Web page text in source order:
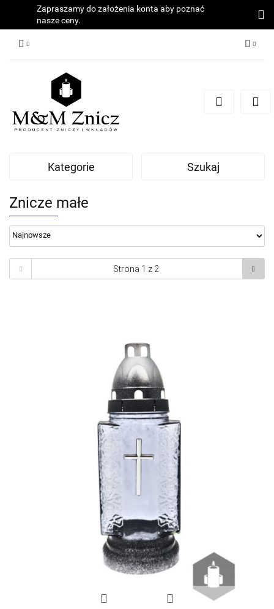
Zapraszamy do założenia konta aby poznać
nasze ceny.
Kategorie Szukaj
Znicze małe